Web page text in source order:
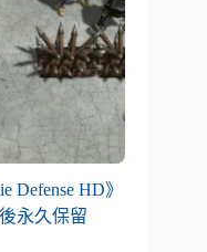
Defense HD》
永久保留